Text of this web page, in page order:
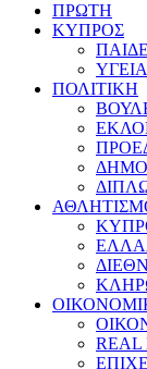
ΠΡΩΤΗ
ΚΥΠΡΟΣ
ΥΓΕΙΑ
ΠΟΛΙΤΙΚΗ
REAL